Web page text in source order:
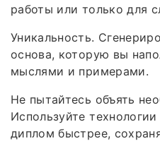
работы или только для
Уникальность.
основа, которую вы
мыслями и примерами.
Не пытайтесь объять
Используйте
диплом быстрее,